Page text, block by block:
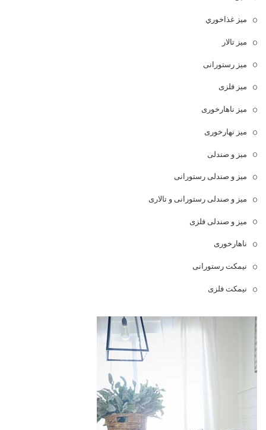
ميز غذاخوري
میز تالار
میز رستورانی
میز فلزی
میز ناهارخوری
میز نهارخوری
میز و صندلی
میز و صندلی رستورانی
میز و صندلی رستورانی و تالاری
میز و صندلی فلزی
ناهارخوری
نیمکت رستورانی
نیمکت فلزی